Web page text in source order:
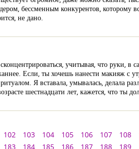
бессменным конкурентов, которому
не дано.
учитывая, что руки, в
Если, ты хочешь нанести макияж с
Я вставала, умывалась, делала
шестнадцати лет, кажется, что ты
102 103 104 105 106 107 108
183 184 185 186 187 188 189